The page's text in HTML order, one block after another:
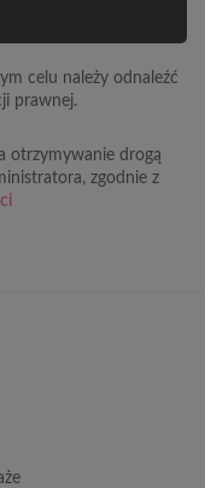
celu należy odnaleźć
prawnej.
otrzymywanie drogą
zgodnie z